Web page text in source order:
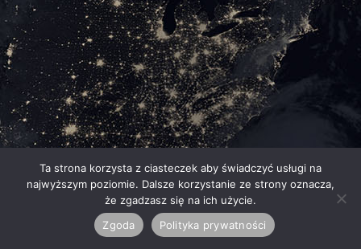
Ta strona korzysta z ciasteczek aby świadczyć usługi na
najwyższym poziomie. Dalsze korzystanie ze strony oznacza,
że zgadzasz się na ich użycie.
Zgoda
Polityka prywatności